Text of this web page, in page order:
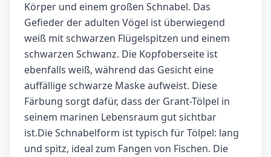
Körper und einem großen Schnabel. Das
Gefieder der adulten Vögel ist überwiegend
weiß mit schwarzen Flügelspitzen und einem
schwarzen Schwanz. Die Kopfoberseite ist
ebenfalls weiß, während das Gesicht eine
auffällige schwarze Maske aufweist. Diese
Färbung sorgt dafür, dass der Grant-Tölpel in
seinem marinen Lebensraum gut sichtbar
ist.Die Schnabelform ist typisch für Tölpel: lang
und spitz, ideal zum Fangen von Fischen. Die